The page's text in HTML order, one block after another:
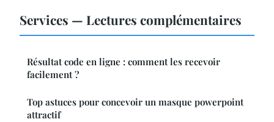
Services — Lectures complémentaires
Résultat code en ligne : comment les recevoir
facilement ?
Top astuces pour concevoir un masque powerpoint
attractif